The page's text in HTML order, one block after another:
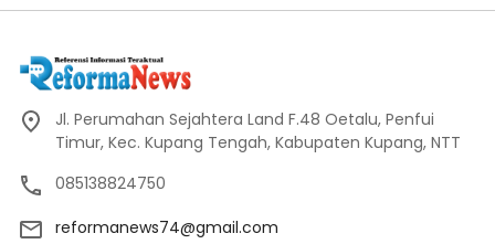
Jl. Perumahan Sejahtera Land F.48 Oetalu, Penfui
Timur, Kec. Kupang Tengah, Kabupaten Kupang, NTT
085138824750
reformanews74@gmail.com